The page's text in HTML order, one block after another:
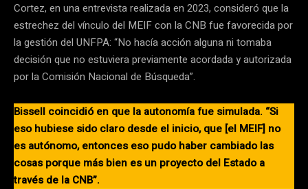
Cortez, en una entrevista realizada en 2023, consideró que la
estrechez del vínculo del MEIF con la CNB fue favorecida por
la gestión del UNFPA: “No hacía acción alguna ni tomaba
decisión que no estuviera previamente acordada y autorizada
por la Comisión Nacional de Búsqueda”.
Bissell coincidió en que la autonomía fue simulada. “Si
eso hubiese sido claro desde el inicio, que [el MEIF] no
es autónomo, entonces eso pudo haber cambiado las
cosas porque más bien es un proyecto del Estado a
través de la CNB”.